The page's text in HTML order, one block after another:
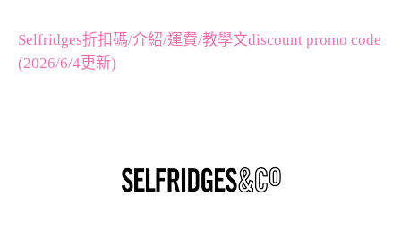
Selfridges折扣碼/介紹/運費/教學文discount promo code
(2026/6/4更新)